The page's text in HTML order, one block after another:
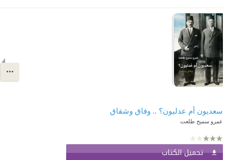
سعديون أم عدليون؟ .. وفاق وشقاق
عمرو سميح طلعت
تحميل الكتاب